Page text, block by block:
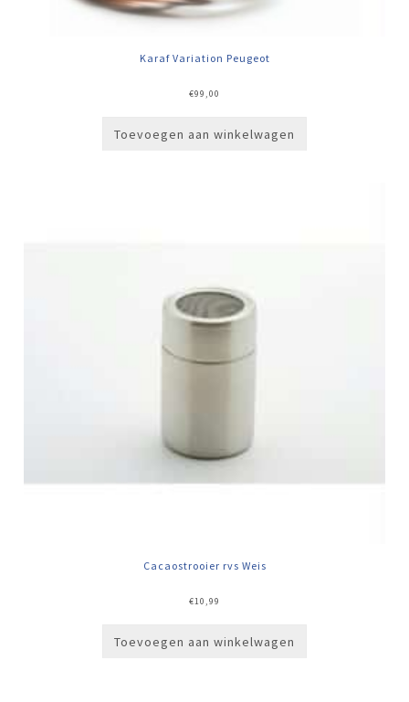
Karaf Variation Peugeot
€99,00
Toevoegen aan winkelwagen
Cacaostrooier rvs Weis
€10,99
Toevoegen aan winkelwagen